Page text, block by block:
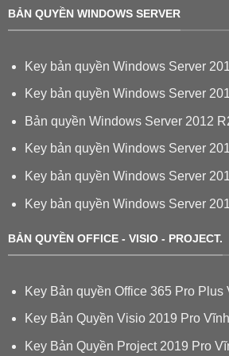
BẢN QUYỀN WINDOWS SERVER
Key bản quyền Windows Server
Key bản quyền Windows Server
Bản quyền Windows Server 2012
Key bản quyền Windows Server
Key bản quyền Windows Server
Key bản quyền Windows Server
BẢN QUYỀN OFFICE - VISIO - PROJECT.
Key Bản quyền Office 365 Pro Plus
Key Bản Quyền Visio 2019 Pro
Key Bản Quyền Project 2019 Pro